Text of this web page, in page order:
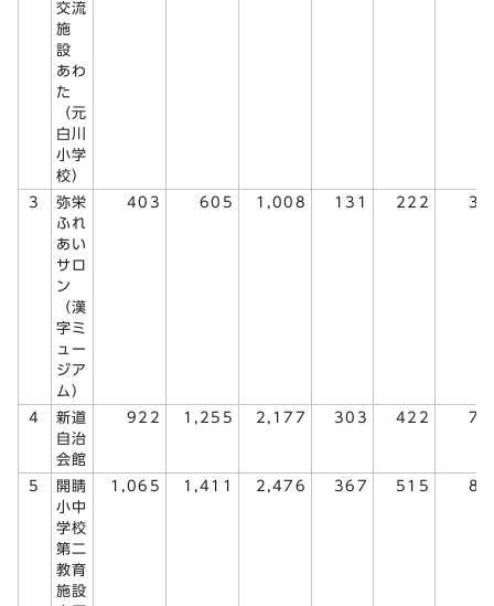
交流
施
設
あわ
た
（元
白川
小学
校）
3
弥栄
ふれ
あい
サロ
ン
（漢
字ミ
ュー
ジア
ム）
403 605 1,008 131 222
4
新道
自治
会館
922 1,255 2,177 303 422
5
開睛
小中
学校
第二
教育
施設
1,065 1,411 2,476 367 515